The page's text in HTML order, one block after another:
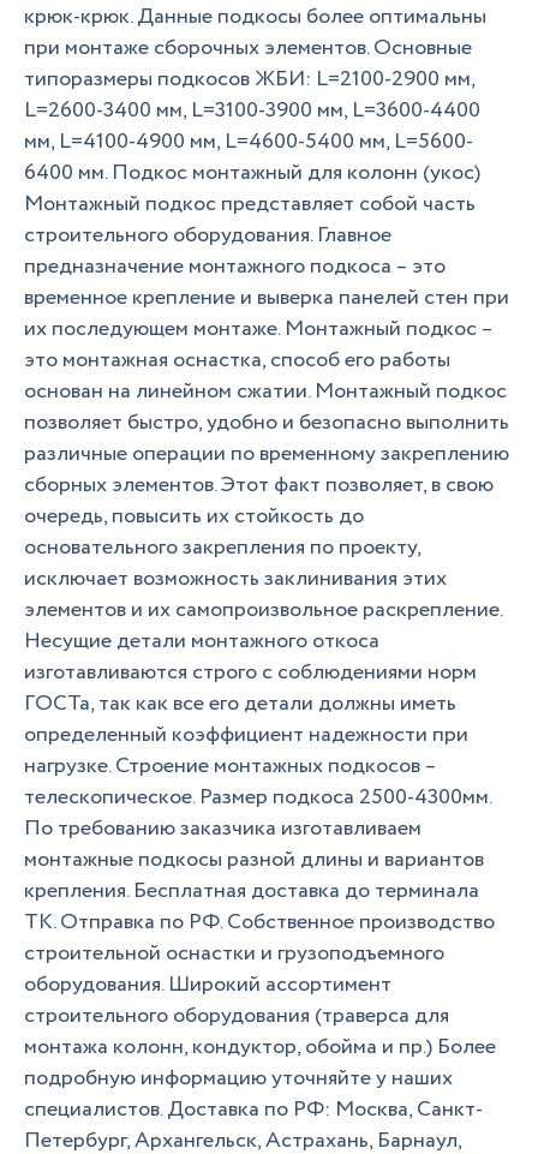
крюк-крюк. Данные подкосы более оптимальны
при монтаже сборочных элементов. Основные
типоразмеры подкосов ЖБИ: L=2100-2900 мм,
L=2600-3400 мм, L=3100-3900 мм, L=3600-4400
мм, L=4100-4900 мм, L=4600-5400 мм, L=5600-
6400 мм. Подкос монтажный для колонн (укос)
Монтажный подкос представляет собой часть
строительного оборудования. Главное
предназначение монтажного подкоса – это
временное крепление и выверка панелей стен при
их последующем монтаже. Монтажный подкос –
это монтажная оснастка, способ его работы
основан на линейном сжатии. Монтажный подкос
позволяет быстро, удобно и безопасно выполнить
различные операции по временному закреплению
сборных элементов. Этот факт позволяет, в свою
очередь, повысить их стойкость до
основательного закрепления по проекту,
исключает возможность заклинивания этих
элементов и их самопроизвольное раскрепление.
Несущие детали монтажного откоса
изготавливаются строго с соблюдениями норм
ГОСТа, так как все его детали должны иметь
определенный коэффициент надежности при
нагрузке. Строение монтажных подкосов –
телескопическое. Размер подкоса 2500-4300мм.
По требованию заказчика изготавливаем
монтажные подкосы разной длины и вариантов
крепления. Бесплатная доставка до терминала
ТК. Отправка по РФ. Собственное производство
строительной оснастки и грузоподъемного
оборудования. Широкий ассортимент
строительного оборудования (траверса для
монтажа колонн, кондуктор, обойма и пр.) Более
подробную информацию уточняйте у наших
специалистов. Доставка по РФ: Москва, Санкт-
Петербург, Архангельск, Астрахань, Барнаул,